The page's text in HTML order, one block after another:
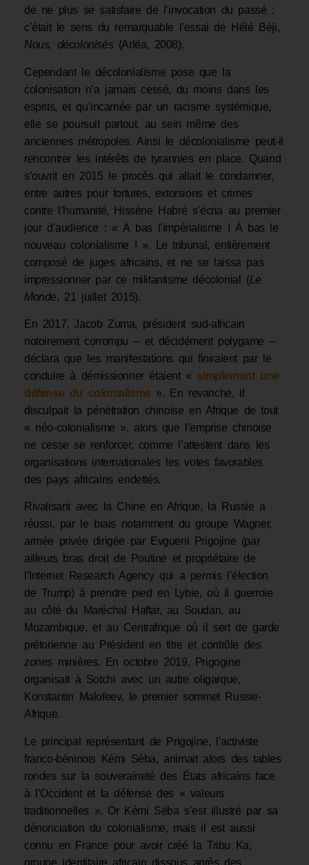
de ne plus se satisfaire de l’invocation du passé :
c’était le sens du remarquable l’essai de Hélé Béji,
Nous, décolonisés (Arléa, 2008).
Cependant le décolonialisme pose que la
colonisation n’a jamais cessé, du moins dans les
esprits, et qu’incarnée par un racisme systémique,
elle se poursuit partout, au sein même des
anciennes métropoles. Ainsi le décolonialisme peut-il
rencontrer les intérêts de tyrannies en place. Quand
s’ouvrit en 2015 le procès qui allait le condamner,
entre autres pour tortures, extorsions et crimes
contre l’humanité, Hissène Habré s’écria au premier
jour d’audience : « À bas l’impérialisme ! À bas le
nouveau colonialisme ! ». Le tribunal, entièrement
composé de juges africains, et ne se laissa pas
impressionner par ce militantisme décolonial (Le
Monde, 21 juillet 2015).
En 2017, Jacob Zuma, président sud-africain
notoirement corrompu – et décidément polygame –
déclara que les manifestations qui finiraient par le
conduire à démissionner étaient « simplement une
défense du colonialisme ». En revanche, il
disculpait la pénétration chinoise en Afrique de tout
« néo-colonialisme », alors que l’emprise chinoise
ne cesse se renforcer, comme l’attestent dans les
organisations internationales les votes favorables
des pays africains endettés.
Rivalisant avec la Chine en Afrique, la Russie a
réussi, par le biais notamment du groupe Wagner,
armée privée dirigée par Evgueni Prigojine (par
ailleurs bras droit de Poutine et propriétaire de
l’Internet Research Agency qui a permis l’élection
de Trump) à prendre pied en Lybie, où il guerroie
au côté du Maréchal Haftar, au Soudan, au
Mozambique, et au Centrafrique où il sert de garde
prétorienne au Président en titre et contrôle des
zones minières. En octobre 2019, Prigogine
organisait à Sotchi avec un autre oligarque,
Konstantin Malofeev, le premier sommet Russie-
Afrique.
Le principal représentant de Prigojine, l’activiste
franco-béninois Kémi Séba, animait alors des tables
rondes sur la souveraineté des États africains face
à l’Occident et la défense des « valeurs
traditionnelles ». Or Kémi Séba s’est illustré par sa
dénonciation du colonialisme, mais il est aussi
connu en France pour avoir créé la Tribu Ka,
groupe identitaire africain dissous après des